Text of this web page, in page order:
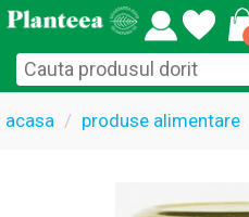
acasa produse alimentare